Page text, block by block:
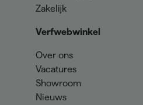
Zakelijk
Verfwebwinkel
Over ons
Vacatures
Showroom
Nieuws